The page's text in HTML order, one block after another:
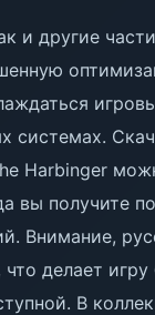
и другие
системах.
Harbinger
вы получите
Внимание,
делает игру
В